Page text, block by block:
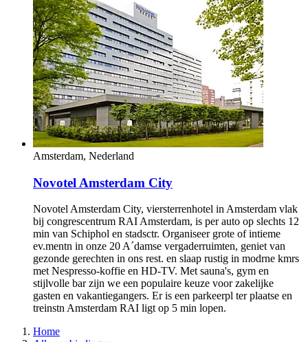
Hoofddorp, Nederland
Novotel Amsterdam Schiphol Airport
Novotel Amsterdam Schiphol Airport, viersterrenhotel bij A
ideaal vr zaken, vakntie en gezinsreis. Station Hoofddorp ligt
op 3 min lopen vanaf onze deur en luchthaven is slechts een
halte, zodat het eenvoudig is om vergadering,
productpresentatie, symposia en meer bij te wonen in onze
ruim 18 indrukw. evenementenruimten. Bezoek onze 24-uurs
fitness, ontdek rustige wandel- en fietspaden bij onze locatie
aan water en ontspan in levendige bar.